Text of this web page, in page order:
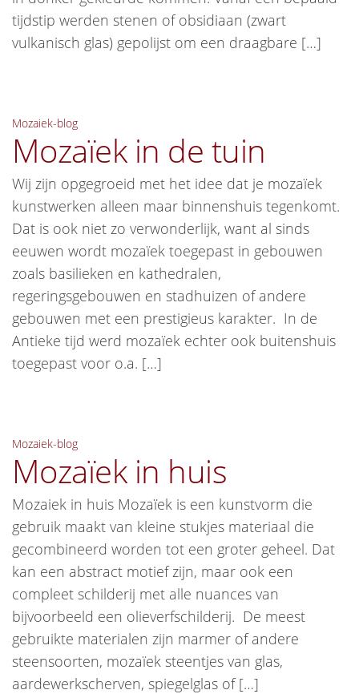
tijdstip werden stenen of obsidiaan (zwart
vulkanisch glas) gepolijst om een draagbare […]
Mozaiek-blog
Mozaïek in de tuin
Wij zijn opgegroeid met het idee dat je mozaïek
kunstwerken alleen maar binnenshuis tegenkomt.
Dat is ook niet zo verwonderlijk, want al sinds
eeuwen wordt mozaïek toegepast in gebouwen
zoals basilieken en kathedralen,
regeringsgebouwen en stadhuizen of andere
gebouwen met een prestigieus karakter. In de
Antieke tijd werd mozaïek echter ook buitenshuis
toegepast voor o.a. […]
Mozaiek-blog
Mozaïek in huis
Mozaiek in huis Mozaïek is een kunstvorm die
gebruik maakt van kleine stukjes materiaal die
gecombineerd worden tot een groter geheel. Dat
kan een abstract motief zijn, maar ook een
compleet schilderij met alle nuances van
bijvoorbeeld een olieverfschilderij. De meest
gebruikte materialen zijn marmer of andere
steensoorten, mozaïek steentjes van glas,
aardewerkscherven, spiegelglas of […]